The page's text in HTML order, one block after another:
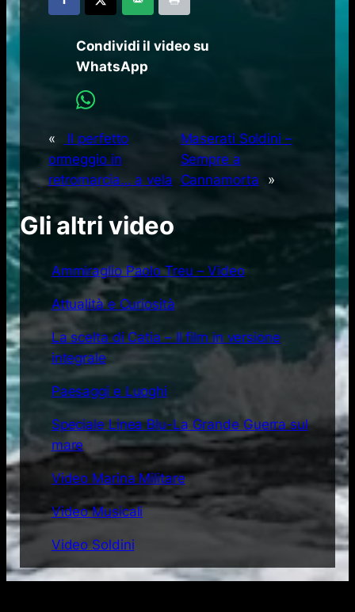
Condividi il video su
WhatsApp
«
Il perfetto
ormeggio in
retromarcia… a vela
Maserati Soldini –
Sempre a
Cannamorta
»
Gli altri video
Ammiraglio Paolo Treu – Video
Attualità e Curiosità
La scelta di Catia – Il film in versione
integrale
Paesaggi e Luoghi
Speciale Linea Blu-La Grande Guerra sul
mare
Video Marina Militare
Video Musicali
Video Soldini